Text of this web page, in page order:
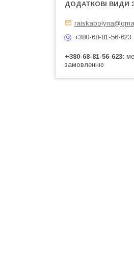
+380-68-81-56-623
+380-68-81-56-623
замовленню